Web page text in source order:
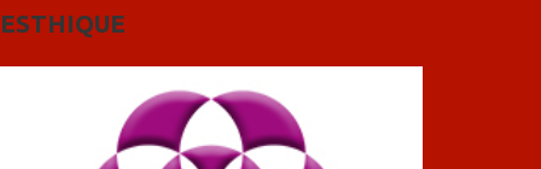
ESTHIQUE